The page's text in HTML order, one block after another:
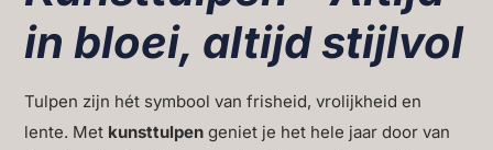
in bloei, altijd stijlvol
Tulpen zijn hét symbool van frisheid, vrolijkheid en
lente. Met kunsttulpen geniet je het hele jaar door van